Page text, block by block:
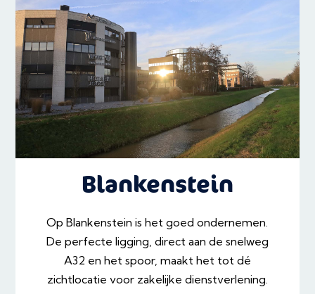
Blankenstein
Op Blankenstein is het goed ondernemen.
De perfecte ligging, direct aan de snelweg
A32 en het spoor, maakt het tot dé
zichtlocatie voor zakelijke dienstverlening.